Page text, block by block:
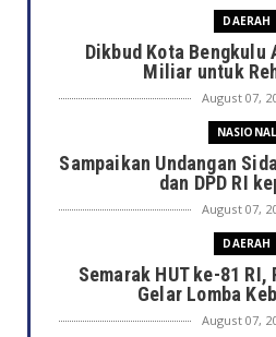
DAERAH
Dikbud Kota Bengkulu
Miliar untuk
August 07,
NASIONAL
Sampaikan Undangan
dan DPD RI
August 07,
DAERAH
Semarak HUT ke-81
Gelar Lomba
August 07,